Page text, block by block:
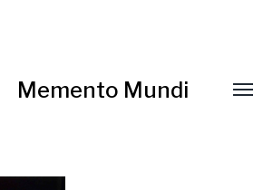
Memento Mundi